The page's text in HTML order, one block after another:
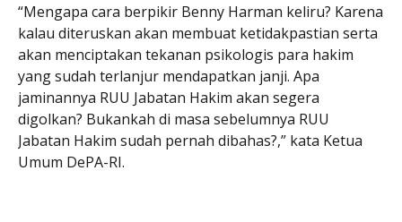
“Mengapa cara berpikir Benny Harman keliru? Karena
kalau diteruskan akan membuat ketidakpastian serta
akan menciptakan tekanan psikologis para hakim
yang sudah terlanjur mendapatkan janji. Apa
jaminannya RUU Jabatan Hakim akan segera
digolkan? Bukankah di masa sebelumnya RUU
Jabatan Hakim sudah pernah dibahas?,” kata Ketua
Umum DePA-RI.